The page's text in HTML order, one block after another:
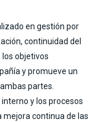
en gestión por
continuidad del
objetivos
y promueve un
partes.
y los procesos
continua de las